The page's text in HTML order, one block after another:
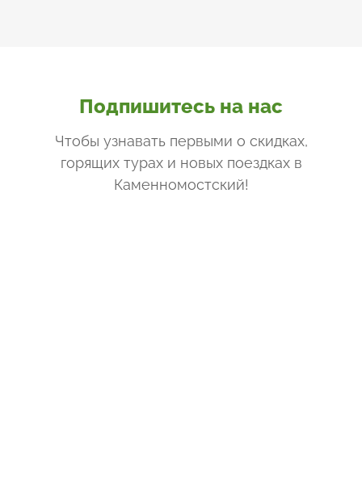
Подпишитесь на нас
Чтобы узнавать первыми о скидках,
горящих турах и новых поездкахв
Каменномостский!